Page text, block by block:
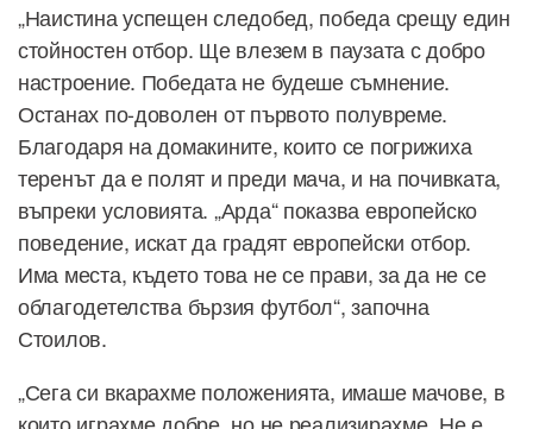
„Наистина успещен следобед, победа срещу един
стойностен отбор. Ще влезем в паузата с добро
настроение. Победата не будеше съмнение.
Останах по-доволен от първото полувреме.
Благодаря на домакините, които се погрижиха
теренът да е полят и преди мача, и на почивката,
въпреки условията. „Арда“ показва европейско
поведение, искат да градят европейски отбор.
Има места, където това не се прави, за да не се
облагодетелства бързия футбол“, започна
Стоилов.
„Сега си вкарахме положенията, имаше мачове, в